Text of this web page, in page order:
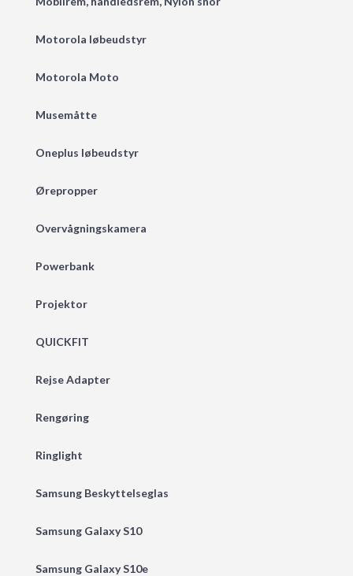
Motorola løbeudstyr
Motorola Moto
Musemåtte
Oneplus løbeudstyr
Ørepropper
Overvågningskamera
Powerbank
Projektor
QUICKFIT
Rejse Adapter
Rengøring
Ringlight
Samsung Beskyttelseglas
Samsung Galaxy S10
Samsung Galaxy S10e